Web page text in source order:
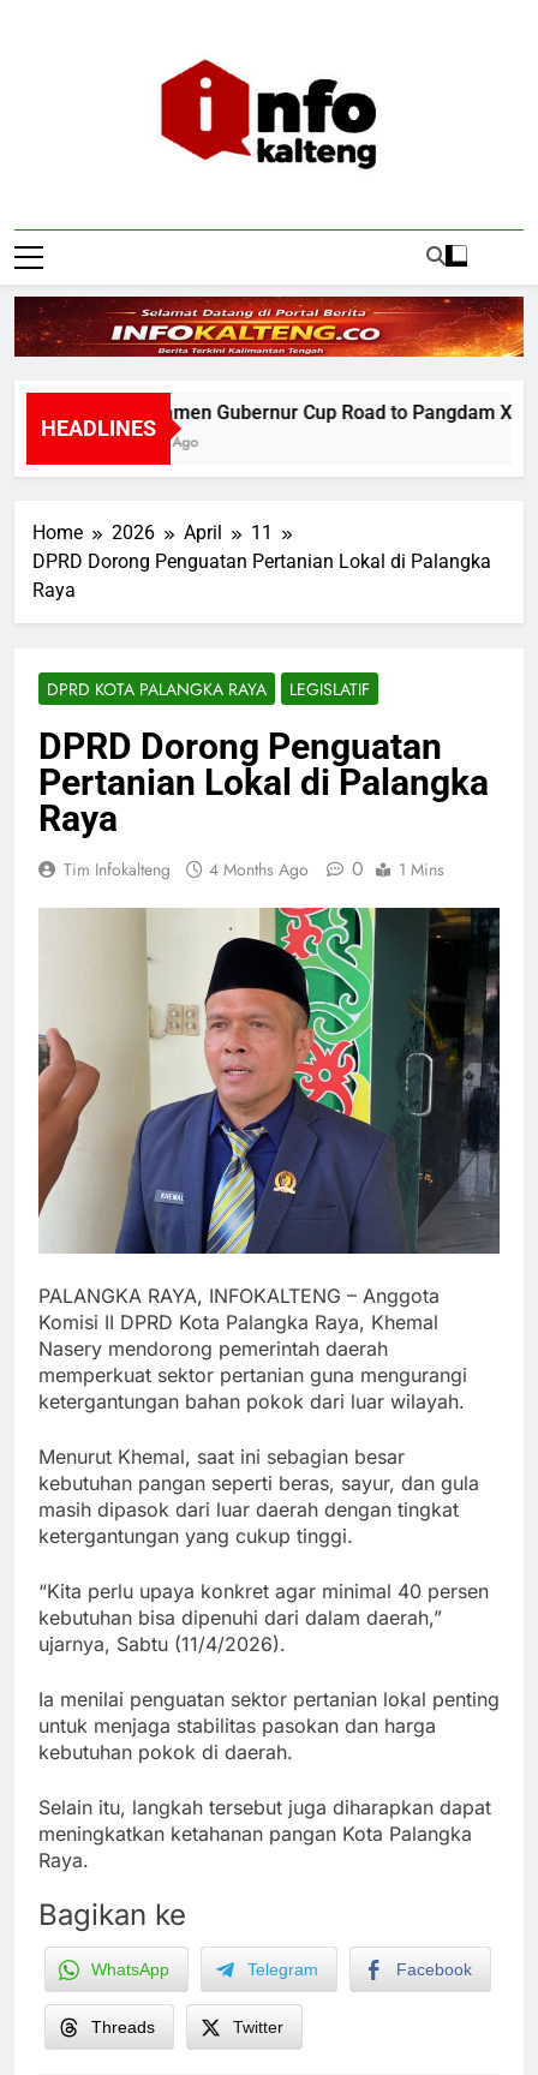
Infokalteng
HEADLINES
Turnamen Gubernur Cup Road to Pangdam XXII/
1 Hour Ago
Home 2026 April
11
DPRD Dorong Penguatan Pertanian Lokal di Palangka
Raya
DPRD KOTA PALANGKA RAYA LEGISLATIF
DPRD Dorong Penguatan
Pertanian Lokal di Palangka
Raya
Tim Infokalteng 4 Months Ago 0 1 Mins
PALANGKA RAYA, INFOKALTENG – Anggota
Komisi II DPRD Kota Palangka Raya, Khemal
Nasery mendorong pemerintah daerah
memperkuat sektor pertanian guna mengurangi
ketergantungan bahan pokok dari luar wilayah.
Menurut Khemal, saat ini sebagian besar
kebutuhan pangan seperti beras, sayur, dan gula
masih dipasok dari luar daerah dengan tingkat
ketergantungan yang cukup tinggi.
“Kita perlu upaya konkret agar minimal 40 persen
kebutuhan bisa dipenuhi dari dalam daerah,”
ujarnya, Sabtu (11/4/2026).
Ia menilai penguatan sektor pertanian lokal penting
untuk menjaga stabilitas pasokan dan harga
kebutuhan pokok di daerah.
Selain itu, langkah tersebut juga diharapkan dapat
meningkatkan ketahanan pangan Kota Palangka
Raya.
Bagikan ke
WhatsApp Telegram Facebook
Threads Twitter